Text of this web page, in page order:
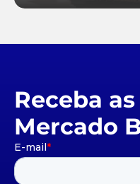
Receba
Mercado